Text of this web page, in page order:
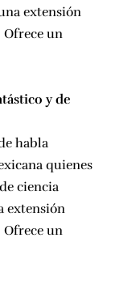
extensión
Ofrece un
y de
habla
quienes
ciencia
extensión
Ofrece un